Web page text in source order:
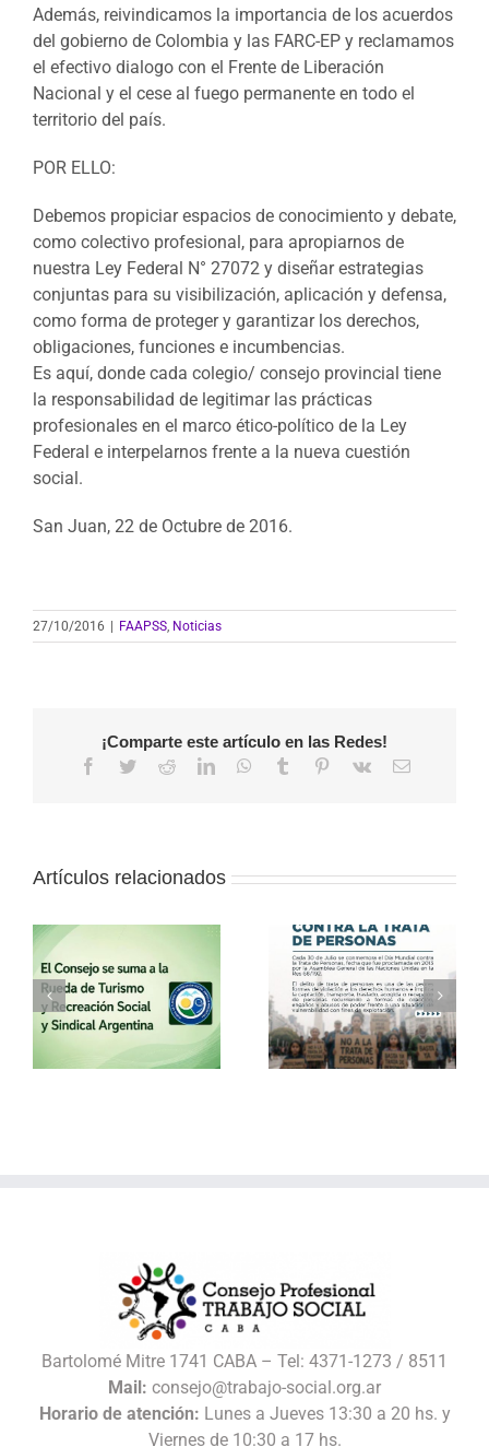
Además, reivindicamos la importancia de los acuerdos
del gobierno de Colombia y las FARC-EP y reclamamos
el efectivo dialogo con el Frente de Liberación
Nacional y el cese al fuego permanente en todo el
territorio del país.
POR ELLO:
Debemos propiciar espacios de conocimiento y debate,
como colectivo profesional, para apropiarnos de
nuestra Ley Federal N° 27072 y diseñar estrategias
conjuntas para su visibilización, aplicación y defensa,
como forma de proteger y garantizar los derechos,
obligaciones, funciones e incumbencias.
Es aquí, donde cada colegio/ consejo provincial tiene
la responsabilidad de legitimar las prácticas
profesionales en el marco ético-político de la Ley
Federal e interpelarnos frente a la nueva cuestión
social.
San Juan, 22 de Octubre de 2016.
27/10/2016 | FAAPSS Noticias
¡Comparte este artículo en las Redes!
Facebook
TwitterRedditLinkedInWhatsApp
Tumblr Pinterest
Vk
Correo
Artículos relacionados
30 de julio – Día
Mundial contra la
Trata de Personas
Vacaciones de
invierno con el
Consejo
Bartolomé Mitre 1741 CABA – Tel: 4371-1273 / 8511
Mail: consejo@trabajo-social.org.ar
Horario de atención: Lunes a Jueves 13:30 a 20 hs. y
Viernes de 10:30 a 17 hs.